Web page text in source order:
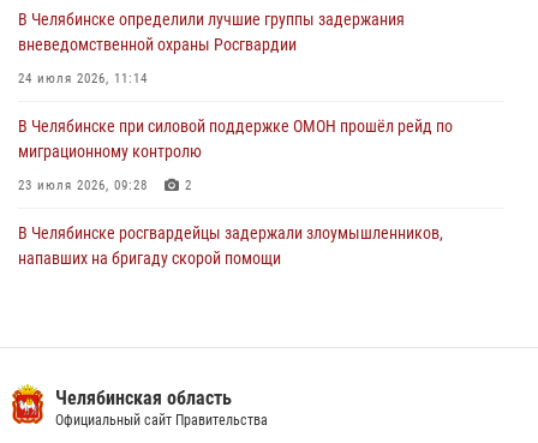
В Челябинске определили лучшие группы задержания
вневедомственной охраны Росгвардии
24 июля 2026, 11:14
В Челябинске при силовой поддержке ОМОН прошёл рейд по
миграционному контролю
23 июля 2026, 09:28 2
В Челябинске росгвардейцы задержали злоумышленников,
напавших на бригаду скорой помощи
13 июля 2026, 03:02 5
Челябинская область
Официальный сайт Правительства